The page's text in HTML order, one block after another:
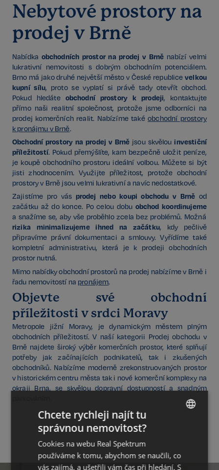
Nebytové prostory na
prodej v Brně
Nabídka obchodních prostor na prodej v Brně nabízí velmi
lukrativní nemovitosti s dobrým obchodním potenciálem.
Brno má jako druhé největší město v České republicevelkou
kupní sílu, proto se vyplatí si právě tady otevřít obchod.
Pokud hledáte obchodní prostory k prodeji, kontaktujte
přímo naši realitní společnost, protože jsme odborníci na
prodej komerčních realit. Nabízíme takéobchodní prostory
k pronájmu v Brně.
Obchodní prostory na prodej v Brně jsou skvělouinvestiční
příležitostí. Pokud přemýšlíte, kam bezpečně uložit peníze,
je koupě obchodního prostoru ideální volbou. Můžete si být
jisti zhodnocením. Využijte příležitost, protože obchodní
prostory v Brně jsou velmi lukrativní a navíc nedostatkové.
Zajistíme pro vás prodej nebo koupi obchodu v Brně od
začátku až do konce. Po celou dobu obchod koordinujeme
a snažíme se, aby vše proběhlo zcela bez problémů. Možná
rizika minimalizujeme ihned na začátku, kdy pečlivě
připravíme právní dokumentaci a smlouvy. Vyřídíme také
kompletní administrativu, která je k prodeji obchodních
prostor nutná.
Mimo nabídky obchodní prostorů na prodej nabízíme v Brně i
řadu nemovitostí na pronájem.
Objevte své obchodní
příležitosti v srdci Moravy
Metropole jižní Moravy, je dynamickým městem plným
obchodních příležitostí. V naší kategorii Prodej obchodu v
Brně najdete široký výběr komerčních prostor, které splňují
potřeby jak začínajících podnikatelů, tak i zkušených
obchodníků. Nabízíme moderně zrekonstruovaných prostor
v historickém centru města tak i nové komerční komplexy na
okraji Brna, se skvělou dopravní dostupností a snadným
Chcete rychleji najít tu
správnou nemovitost?
Cookies na webu Real Spektrum
používáme k tomu, abychom se naučili, co
vás zajímá, a ušetřili vám čas při hledání. S